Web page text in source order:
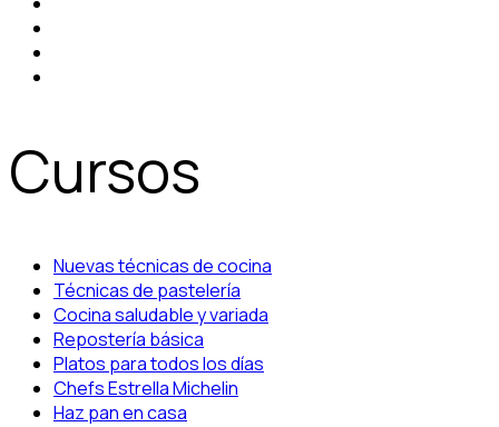
Cursos
Nuevas técnicas de cocina
Técnicas de pastelería
Cocina saludable y variada
Repostería básica
Platos para todos los días
Chefs Estrella Michelin
Haz pan en casa